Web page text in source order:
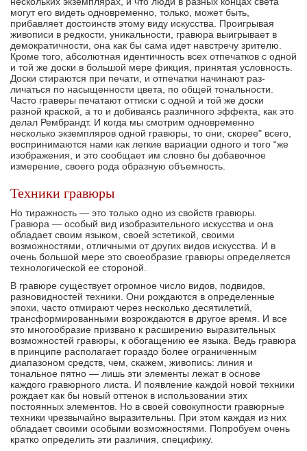
могут его видеть одновременно, только, может быть,
прибавляет достоинств этому виду искусства. Проигрывая
живописи в редкости, уникальности, гравюра выигрывает в
демократичности, она как бы сама идет навстречу зрителю.
Кроме того, абсолютная идентичность всех отпечатков с одной
и той же доски в боль­шой мере фикция, принятая условность.
Доски стираются при печати, и отпечатки начинают раз­
личаться по насыщенности цвета, по общей то­нальности.
Часто граверы печатают оттиски с од­ной и той же доски
разной краской, а то и доби­ваясь различного эффекта, как это
делал Рем­брандт. И когда мы смотрим одновременно
несколько экземпляров одной гравюры, то они, ско­рее" всего,
воспринимаются нами как легкие вариа­ции одного и того “же
изображения, и это сооб­щает им словно бы добавочное
измерение, своего рода образную объемность.
Техники гравюры
Но тиражность — это только одно из свойств гравюры.
Гравюра — особый вид изобразительно­го искусства и она
обладает своим языком, своей эстетикой, своими
возможностями, отличными от других видов искусства. И в
очень большой мере это своеобразие гравюры определяется
технологи­ческой ее стороной.
В гравюре существует огромное число видов, подвидов,
разновидностей техники. Они рождают­ся в определенные
эпохи, часто отмирают через несколько десятилетий,
трансформированными возрождаются в другое время. И все
это много­образие призвано к расширению выразительных
возможностей гравюры, к обогащению ее языка. Ведь гравюра
в принципе располагает гораздо бо­лее ограниченным
диапазоном средств, чем, ска­жем, живопись: линия и
тональное пятно — лишь эти элементы лежат в основе
каждого гравюрного листа. И появление каждой новой техники
рождает как бы новый оттенок в использовании этих
постоянных элементов. Но в своей совокупности гравюрные
техники чрезвычайно выразительны. При этом каждая из них
обладает своими особы­ми возможностями. Попробуем очень
кратко определить эти различия, специфику.